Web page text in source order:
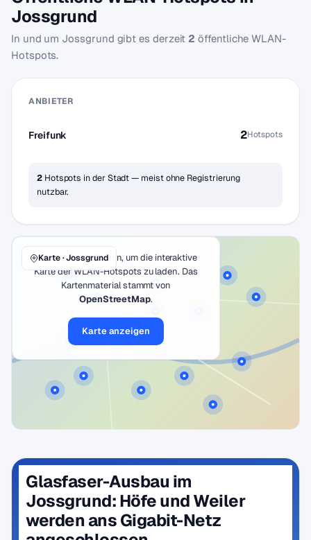
Jossgrund
In und um Jossgrund gibt es derzeit 2 öffentliche WLAN-
Hotspots.
ANBIETER
Freifunk 2Hotspots
2Hotspots in der Stadt — meist ohne Registrierung
nutzbar.
Klicke auf den Button, um die interaktive
Karte der WLAN-Hotspots zu laden. Das
Kartenmaterial stammt von
OpenStreetMap.
Karte anzeigen
Karte · Jossgrund
Glasfaser-Ausbau im
Jossgrund: Höfe und Weiler
werden ans Gigabit-Netz